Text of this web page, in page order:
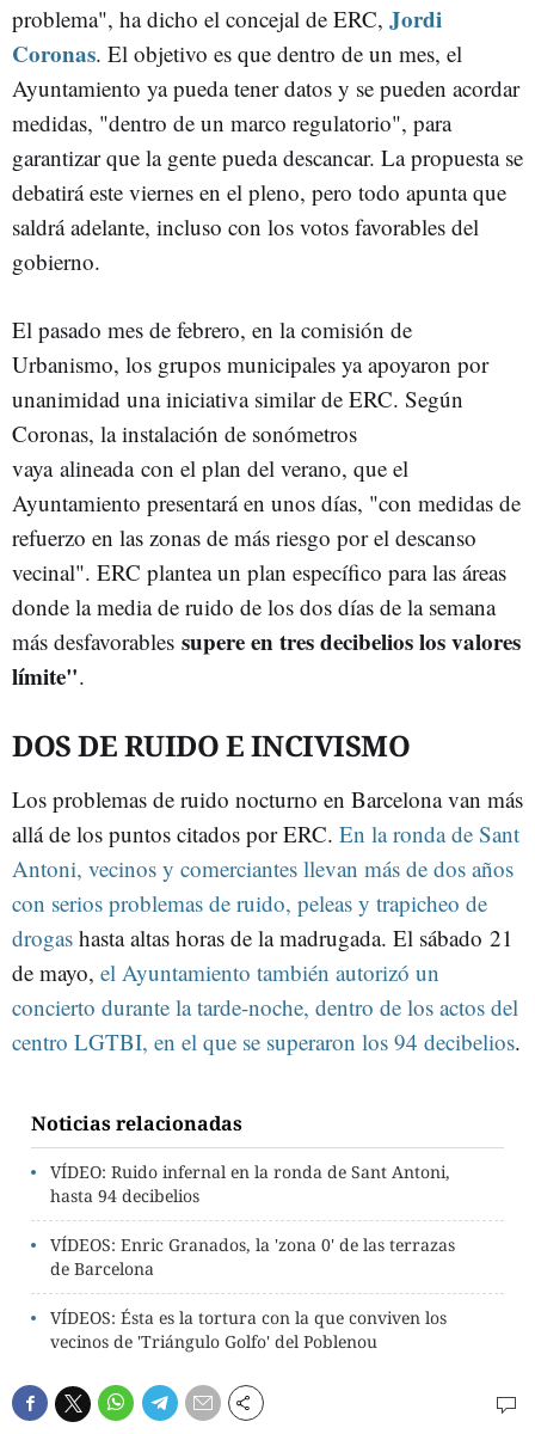
problema", ha dicho el concejal de ERC, Jordi
Coronas. El objetivo es que dentro de un mes, el
Ayuntamiento ya pueda tener datos y se pueden acordar
medidas, "dentro de un marco regulatorio", para
garantizar que la gente pueda descancar. La propuesta se
debatirá este viernes en el pleno, pero todo apunta que
saldrá adelante, incluso con los votos favorables del
gobierno.
El pasado mes de febrero, en la comisión de
Urbanismo, los grupos municipales ya apoyaron por
unanimidad una iniciativa similar de ERC. Según
Coronas, la instalación de sonómetros
vaya alineada con el plan del verano, que el
Ayuntamiento presentará en unos días, "con medidas de
refuerzo en las zonas de más riesgo por el descanso
vecinal". ERC plantea un plan específico para las áreas
donde la media de ruido de los dos días de la semana
más desfavorables supere en tres decibelios los valores
límite".
DOS DE RUIDO E INCIVISMO
Los problemas de ruido nocturno en Barcelona van más
allá de los puntos citados por ERC. En la ronda de Sant
Antoni, vecinos y comerciantes llevan más de dos años
con serios problemas de ruido, peleas y trapicheo de
drogas hasta altas horas de la madrugada. El sábado 21
de mayo, el Ayuntamiento también autorizó un
concierto durante la tarde-noche, dentro de los actos del
centro LGTBI, en el que se superaron los 94 decibelios.
Noticias relacionadas
VÍDEO: Ruido infernal en la ronda de Sant Antoni,
hasta 94 decibelios
VÍDEOS: Enric Granados, la 'zona 0' de las terrazas
de Barcelona
VÍDEOS: Ésta es la tortura con la que conviven los
vecinos de 'Triángulo Golfo' del Poblenou